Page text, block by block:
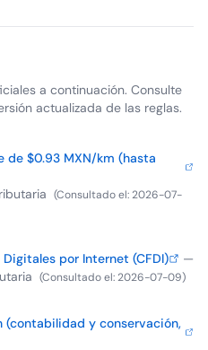
a continuación. Consulte
actualizada de las reglas.
de $0.93 MXN/km (hasta
(Consultado el:2026-07-
por Internet (CFDI)
—
(Consultado el:2026-07-09)
(contabilidad y conservación,